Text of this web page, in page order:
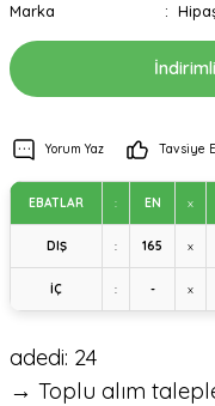
Marka
Yorum Yaz Tavsiye
EBATLAR : EN x
DIŞ : 165 x
İÇ : - x
adedi: 24
→ Toplu alım